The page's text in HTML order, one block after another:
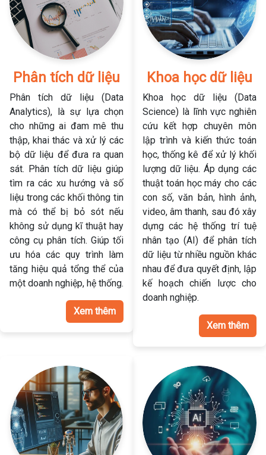
Phân tích dữ liệu
Phân tích dữ liệu (Data
Analytics), là sự lựa chọn
cho những ai đam mê thu
thập, khai thác và xử lý các
bộ dữ liệu để đưa ra quan
sát. Phân tích dữ liệu giúp
tìm ra các xu hướng và số
liệu trong các khối thông tin
mà có thể bị bỏ sót nếu
không sử dụng kĩ thuật hay
công cụ phân tích. Giúp tối
ưu hóa các quy trình làm
tăng hiệu quả tổng thể của
một doanh nghiệp, hệ thống.
Xem thêm
Khoa học dữ liệu
Khoa học dữ liệu (Data
Science) là lĩnh vực nghiên
cứu kết hợp chuyên môn
lập trình và kiến thức toán
học, thống kê để xử lý khối
lượng dữ liệu. Áp dụng các
thuật toán học máy cho các
con số, văn bản, hình ảnh,
video, âm thanh, sau đó xây
dựng các hệ thống trí tuệ
nhân tạo (AI) để phân tích
dữ liệu từ nhiều nguồn khác
nhau để đưa quyết định, lập
kế hoạch chiến lược cho
doanh nghiệp.
Xem thêm